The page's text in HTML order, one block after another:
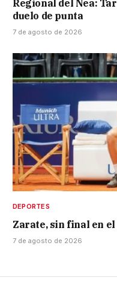
Regional del Nea:
duelo de punta
7 de agosto de 2026
DEPORTES
Zarate, sin final en
7 de agosto de 2026